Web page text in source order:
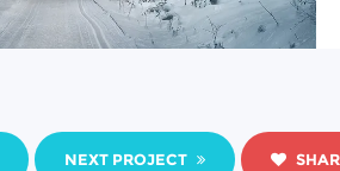
NEXT PROJECT